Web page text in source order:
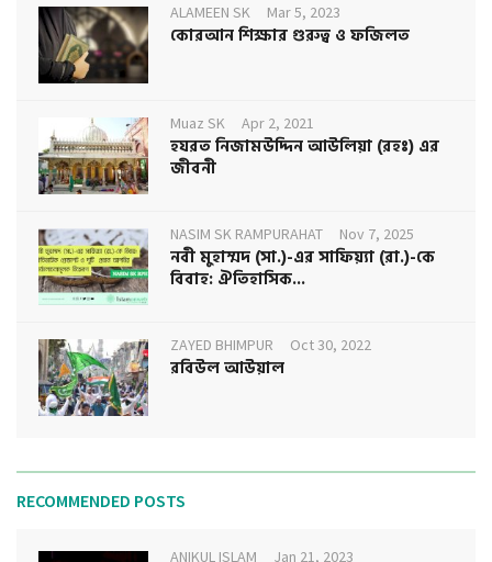
ALAMEEN SK Mar 5, 2023
কোরআন শিক্ষার গুরুত্ব ও ফজিলত
Muaz SK Apr 2, 2021
হযরত নিজামউদ্দিন আউলিয়া (রহঃ) এর
জীবনী
NASIM SK RAMPURAHAT Nov 7, 2025
নবী মুহাম্মদ (সা.)-এর সাফিয়্যা (রা.)-কে
বিবাহ: ঐতিহাসিক...
ZAYED BHIMPUR Oct 30, 2022
রবিউল আউয়াল
RECOMMENDED POSTS
ANIKUL ISLAM Jan 21, 2023